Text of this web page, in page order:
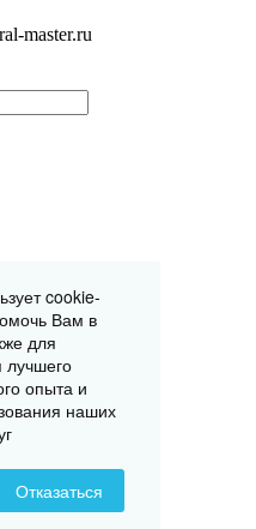
master.ru
cookie-
Вам в
для
лучшего
опыта и
наших
Отказаться